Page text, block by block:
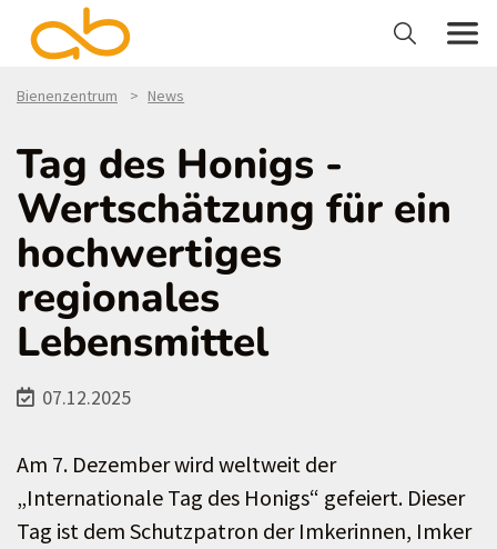
Bienenzentrum News
Tag des Honigs -
Wertschätzung für ein
hochwertiges
regionales
Lebensmittel
07.12.2025
Am 7. Dezember wird weltweit der
„Internationale Tag des Honigs“ gefeiert. Dieser
Tag ist dem Schutzpatron der Imkerinnen, Imker